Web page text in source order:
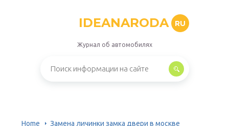
IDEANARODA RU
Журнал об автомобилях
Home Замена личинки замка двери в москве